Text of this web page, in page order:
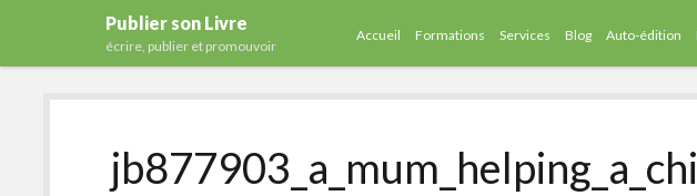
Publier son Livre
écrire, publier et promouvoir
Accueil Formations Services Blog Auto-édition